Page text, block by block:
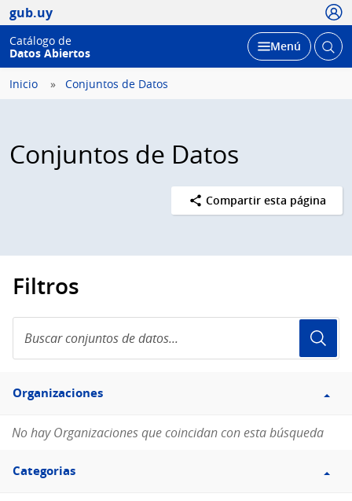
gub.uy
Catálogo de
Datos Abiertos
Desplegar
Menú Abrir
Inicio Conjuntos de Datos
Conjuntos de Datos
Compartir esta página
Filtros
conjuntos
de
Filtro
Organizaciones
Organizaciones
No hay Organizaciones que coincidan con esta búsqueda
Filtro
Categorias
Categorias